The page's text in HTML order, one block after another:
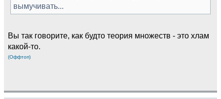
вымучивать...
Вы так говорите, как будто теория множеств - это хлам
какой-то.
(Оффтоп)